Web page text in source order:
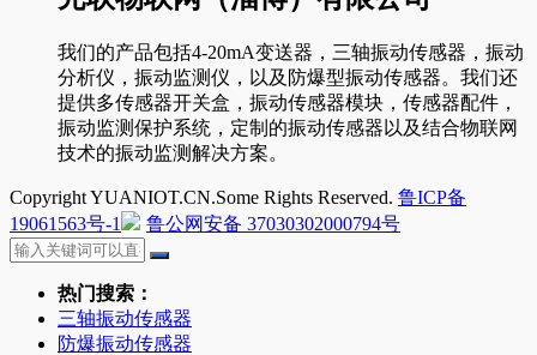
我们的产品包括4-20mA变送器，三轴振动传感器，振动
分析仪，振动监测仪，以及防爆型振动传感器。我们还
提供多传感器开关盒，振动传感器模块，传感器配件，
振动监测保护系统，定制的振动传感器以及结合物联网
技术的振动监测解决方案。
Copyright YUANIOT.CN.Some Rights Reserved. 鲁ICP备
19061563号-1
鲁公网安备 37030302000794号
热门搜索：
三轴振动传感器
防爆振动传感器